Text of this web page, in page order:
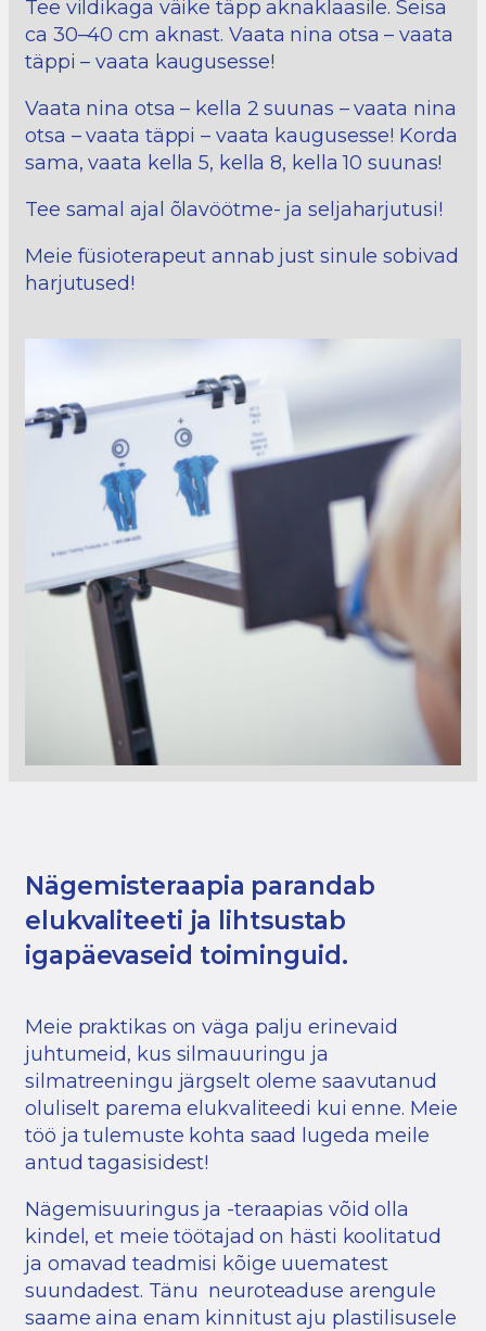
Tee vildikaga väike täpp aknaklaasile. Seisa
ca 30–40 cm aknast. Vaata nina otsa – vaata
täppi – vaata kaugusesse!
Vaata nina otsa – kella 2 suunas – vaata nina
otsa – vaata täppi – vaata kaugusesse! Korda
sama, vaata kella 5, kella 8, kella 10 suunas!
Tee samal ajal õlavöötme- ja seljaharjutusi!
Meie füsioterapeut annab just sinule sobivad
harjutused!
Nägemisteraapia parandab
elukvaliteeti ja lihtsustab
igapäevaseid toiminguid.
Meie praktikas on väga palju erinevaid
juhtumeid, kus silmauuringu ja
silmatreeningu järgselt oleme saavutanud
oluliselt parema elukvaliteedi kui enne. Meie
töö ja tulemuste kohta saad lugeda meile
antud tagasisidest!
Nägemisuuringus ja -teraapias võid olla
kindel, et meie töötajad on hästi koolitatud
ja omavad teadmisi kõige uuematest
suundadest. Tänu neuroteaduse arengule
saame aina enam kinnitust aju plastilisusele